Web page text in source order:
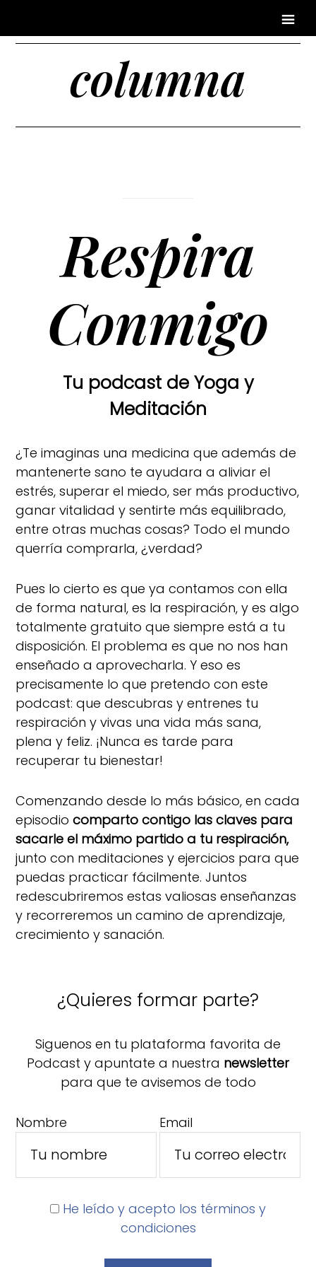
columna
Respira
Conmigo
Tu podcast de Yoga y
Meditación
¿Te imaginas una medicina que además de
mantenerte sano te ayudara a aliviar el
estrés, superar el miedo, ser más productivo,
ganar vitalidad y sentirte más equilibrado,
entre otras muchas cosas? Todo el mundo
querría comprarla, ¿verdad?
Pues lo cierto es que ya contamos con ella
de forma natural, es la respiración, y es algo
totalmente gratuito que siempre está a tu
disposición. El problema es que no nos han
enseñado a aprovecharla. Y eso es
precisamente lo que pretendo con este
podcast: que descubras y entrenes tu
respiración y vivas una vida más sana,
plena y feliz. ¡Nunca es tarde para
recuperar tu bienestar!
Comenzando desde lo más básico, en cada
episodiocomparto contigo las claves para
sacarle el máximo partido a tu respiración,
junto con meditaciones y ejercicios para que
puedas practicar fácilmente. Juntos
redescubriremos estas valiosas enseñanzas
y recorreremos un camino de aprendizaje,
crecimiento y sanación.
¿Quieres formar parte?
Siguenos en tu plataforma favorita de
Podcast y apuntate a nuestra newsletter
para que te avisemos de todo
Nombre Email
He leído y acepto los términos y
condiciones